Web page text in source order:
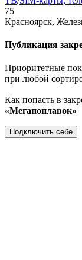
75
Красноярск,
Публикация
Приоритетные
при любой
Как попасть в
«Мегапоплавок»
Подключить себе